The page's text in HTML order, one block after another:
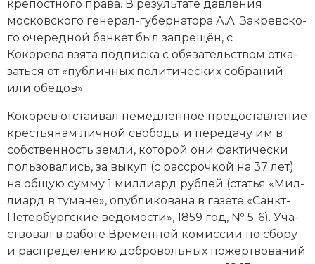
кре­по­ст­но­го пра­ва. В ре­зуль­та­те дав­ле­ния
московского генерал-гу­бер­на­то­ра А.А. За­крев­ско­
го оче­ред­ной бан­кет был за­пре­щён, с
Кокорева взя­та под­пис­ка с обя­за­тель­ст­вом от­ка­
зать­ся от «пуб­лич­ных по­ли­ти­че­ских со­б­ра­ний
или обе­дов».
Кокорев от­стаи­вал не­мед­лен­ное пре­дос­тав­ле­ние
кре­сть­я­нам лич­ной сво­бо­ды и пе­ре­да­чу им в
соб­ст­вен­ность зем­ли, ко­то­рой они фак­ти­че­ски
поль­зо­ва­лись, за вы­куп (с рас­сроч­кой на 37 лет)
на об­щую сум­му 1 миллиард рублей (статья «Мил­
ли­ард в ту­ма­не», опубликована в газете «Санкт-
Пе­тер­бург­ские ве­до­мо­сти», 1859 год, № 5-6). Уча­
ст­во­вал в ра­бо­те Временной ко­мис­сии по сбо­ру
и рас­пре­де­ле­нию до­б­ро­воль­ных по­жерт­во­ва­ний